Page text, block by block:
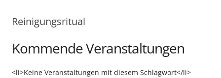
Reinigungsritual
Kommende Veranstaltungen
<li>Keine Veranstaltungen mit diesem Schlagwort</li>